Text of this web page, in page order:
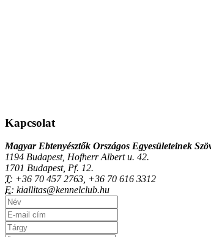
Kapcsolat
Magyar Ebtenyésztők Országos Egyesületeinek
1194 Budapest, Hofherr Albert u. 42.
1701 Budapest, Pf. 12.
T: +36 70 457 2763, +36 70 616 3312
E: kiallitas@kennelclub.hu